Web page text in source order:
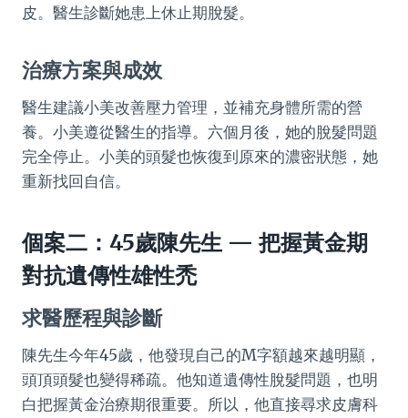
皮。醫生診斷她患上休止期脫髮。
治療方案與成效
醫生建議小美改善壓力管理，並補充身體所需的營
養。小美遵從醫生的指導。六個月後，她的脫髮問題
完全停止。小美的頭髮也恢復到原來的濃密狀態，她
重新找回自信。
個案二：45歲陳先生 — 把握黃金期
對抗遺傳性雄性禿
求醫歷程與診斷
陳先生今年45歲，他發現自己的M字額越來越明顯，
頭頂頭髮也變得稀疏。他知道遺傳性脫髮問題，也明
白把握黃金治療期很重要。所以，他直接尋求皮膚科